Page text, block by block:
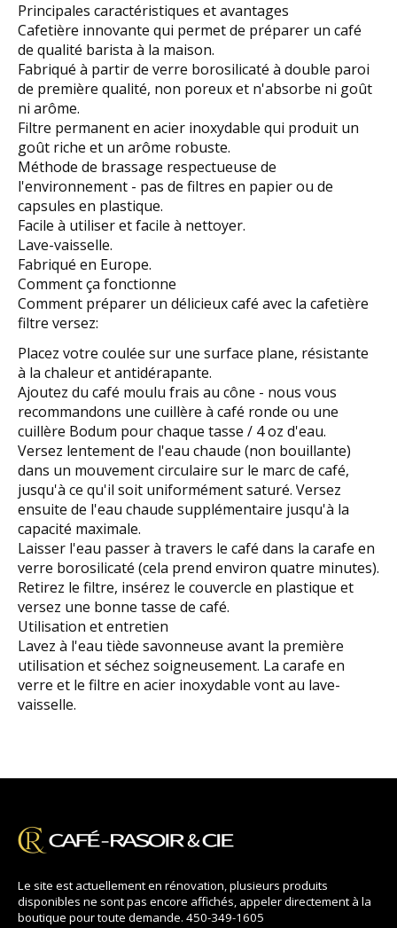
Principales caractéristiques et avantages
Cafetière innovante qui permet de préparer un café
de qualité barista à la maison.
Fabriqué à partir de verre borosilicaté à double paroi
de première qualité, non poreux et n'absorbe ni goût
ni arôme.
Filtre permanent en acier inoxydable qui produit un
goût riche et un arôme robuste.
Méthode de brassage respectueuse de
l'environnement - pas de filtres en papier ou de
capsules en plastique.
Facile à utiliser et facile à nettoyer.
Lave-vaisselle.
Fabriqué en Europe.
Comment ça fonctionne
Comment préparer un délicieux café avec la cafetière
filtre versez:
Placez votre coulée sur une surface plane, résistante
à la chaleur et antidérapante.
Ajoutez du café moulu frais au cône - nous vous
recommandons une cuillère à café ronde ou une
cuillère Bodum pour chaque tasse / 4 oz d'eau.
Versez lentement de l'eau chaude (non bouillante)
dans un mouvement circulaire sur le marc de café,
jusqu'à ce qu'il soit uniformément saturé. Versez
ensuite de l'eau chaude supplémentaire jusqu'à la
capacité maximale.
Laisser l'eau passer à travers le café dans la carafe en
verre borosilicaté (cela prend environ quatre minutes).
Retirez le filtre, insérez le couvercle en plastique et
versez une bonne tasse de café.
Utilisation et entretien
Lavez à l'eau tiède savonneuse avant la première
utilisation et séchez soigneusement. La carafe en
verre et le filtre en acier inoxydable vont au lave-
vaisselle.
Le site est actuellement en rénovation, plusieurs produits
disponibles ne sont pas encore affichés, appeler directement à la
boutique pour toute demande. 450-349-1605